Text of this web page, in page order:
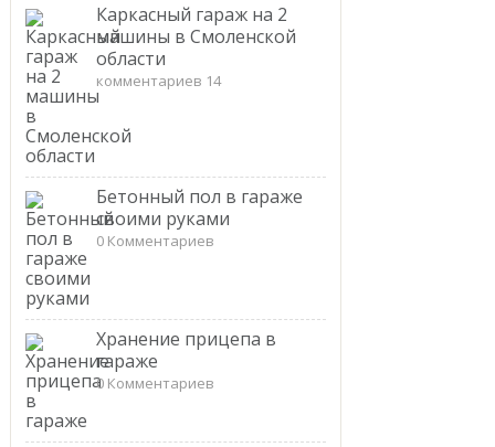
Каркасный гараж на 2
машины в Смоленской
области
комментариев 14
Бетонный пол в гараже
своими руками
0 Комментариев
Хранение прицепа в
гараже
0 Комментариев